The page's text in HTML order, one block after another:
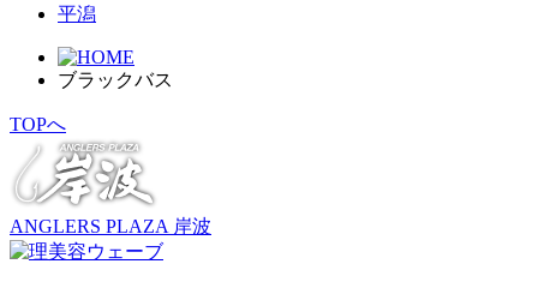
平潟
ブラックバス
TOPへ
ANGLERS PLAZA 岸波